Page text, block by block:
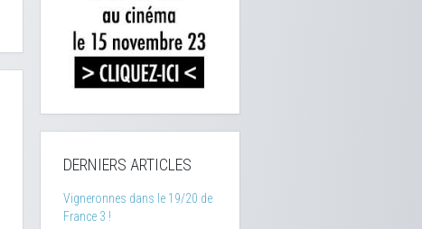
DERNIERS ARTICLES
Vigneronnes dans le 19/20 de
France 3 !